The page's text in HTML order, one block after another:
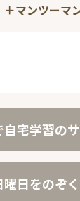
マンツーマ
宅学習の
日をのぞく